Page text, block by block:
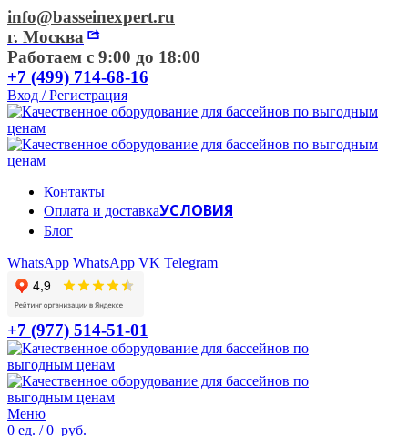
info@basseinexpert.ru
г. Москва
Работаем с 9:00 до 18:00
+7 (499) 714-68-16
Вход / Регистрация
Контакты
Оплата и доставкаУСЛОВИЯ
Блог
WhatsApp WhatsApp VK Telegram
+7 (977) 514-51-01
Меню
0 ед. / 0 руб.